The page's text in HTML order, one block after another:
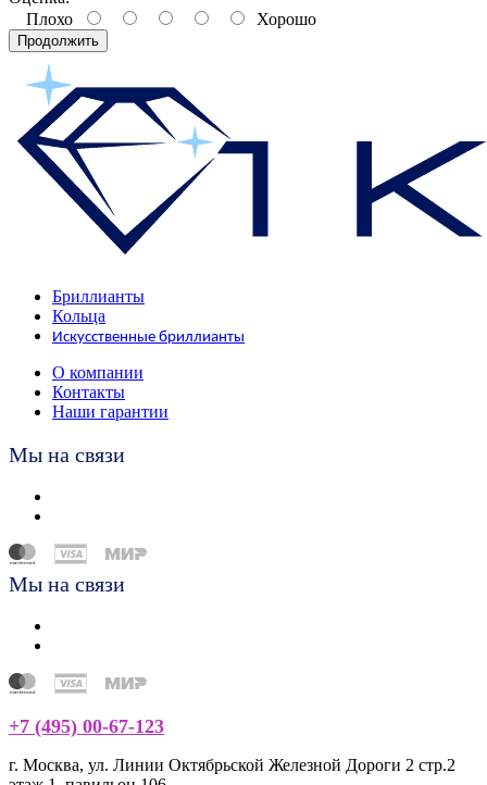
Плохо
Хорошо
Продолжить
Бриллианты
Кольца
Искусственные бриллианты
О компании
Контакты
Наши гарантии
Мы на связи
Мы на связи
+7 (495) 00-67-123
г. Москва, ул. Линии Октябрьской Железной Дороги 2 стр.2